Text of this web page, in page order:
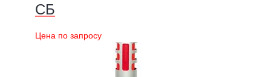
СБ
Цена по запросу